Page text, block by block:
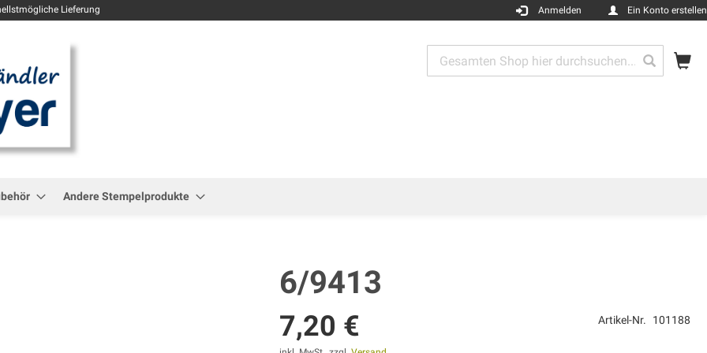
Lieferung Anmelden Ein Konto erstellen
Search
Andere Stempelprodukte
6/9413
7,20 € Artikel-Nr. 101188